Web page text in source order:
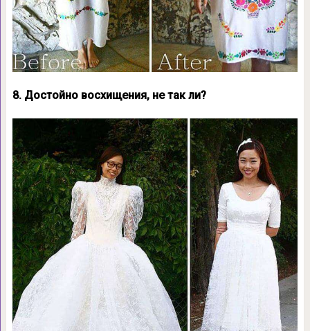
8. Достойно восхищения, не так ли?